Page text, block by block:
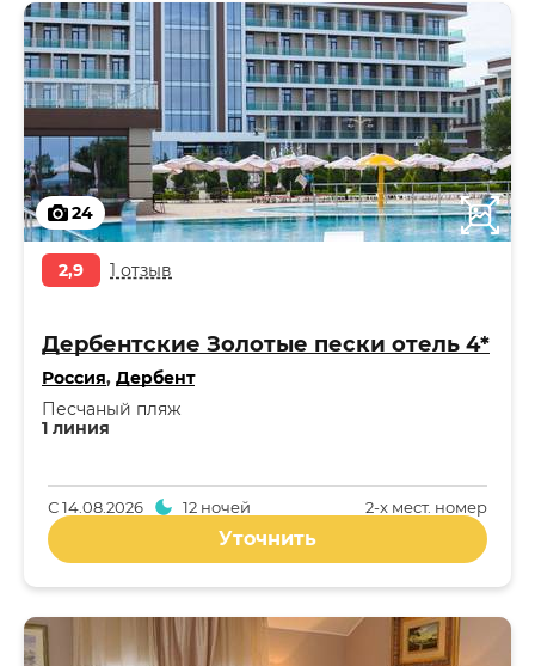
24
2,9 1 отзыв
Дербентские Золотые пески отель 4*
Россия, Дербент
1 линия
Песчаный пляж
2-x мест. номер
С14.08.2026 12 ночей
Уточнить